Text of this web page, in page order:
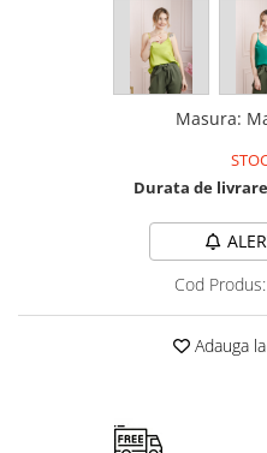
Masura:
Durata de
Cod Produs:
Adauga